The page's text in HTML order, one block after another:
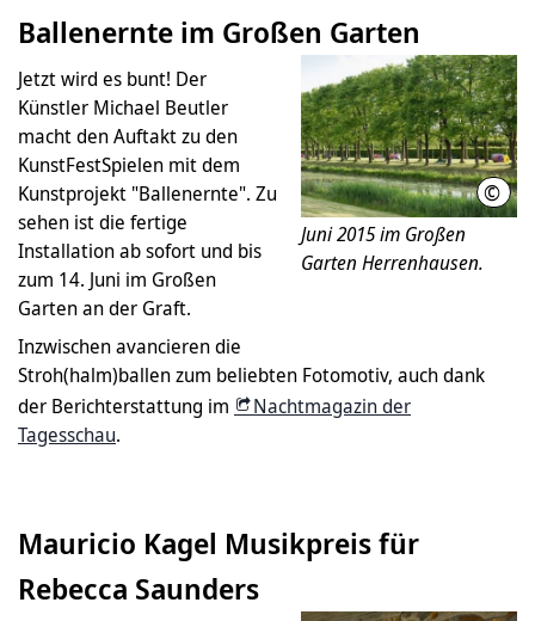
Ballenernte im Großen Garten
©
Juni 2015 im Großen
Garten Herrenhausen.
Jetzt wird es bunt! Der
Künstler Michael Beutler
macht den Auftakt zu den
KunstFestSpielen mit dem
Kunstprojekt "Ballenernte". Zu
sehen ist die fertige
Installation ab sofort und bis
zum 14. Juni im Großen
Garten an der Graft.
Inzwischen avancieren die
Stroh(halm)ballen zum beliebten Fotomotiv, auch dank
der Berichterstattung im
Nachtmagazin der
Tagesschau.
Mauricio Kagel Musikpreis für
Rebecca Saunders